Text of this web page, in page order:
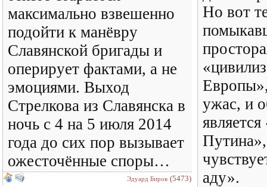
максимально взвешенно
подойти к манёвру
Славянской бригады и
оперирует фактами, а не
эмоциями. Выход
Стрелкова из Славянска в
ночь с 4 на 5 июля 2014
года до сих пор вызывает
ожесточённые споры…
Эдуард Биров (5473)
Но вот
ужас, и
аду».